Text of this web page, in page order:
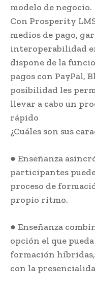
modelo de negocio.
Con Prosperity
medios de pago,
interoperabilidad
dispone de la
pagos con PayPal,
posibilidad les
llevar a cabo un
rápido
¿Cuáles son sus
● Enseñanza
participantes
proceso de
propio ritmo.
● Enseñanza
opción el que
formación
con la